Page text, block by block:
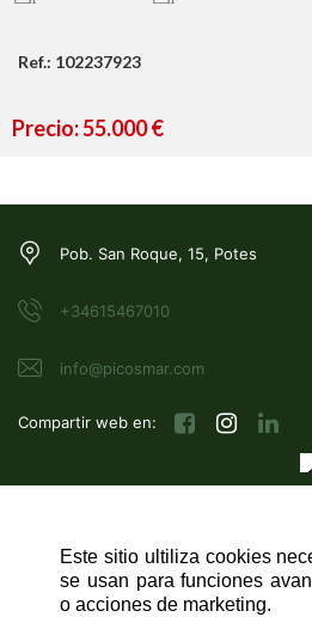
Este sitio ultiliza cookies
se usan para funciones
o acciones de marketing.
Ref.: 102237923
Precio: 55.000 €
Pob. San Roque, 15, Potes
+34615467010
info@picosmar.com
Compartir web en:
NAVEGACIÓN RÁPIDA
INICIO